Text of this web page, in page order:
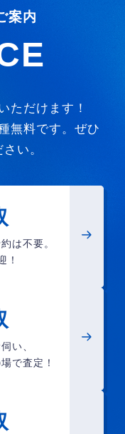
案内
ただけます！
無料です。ぜひ
い。
は不要。
！
い、
で査定！